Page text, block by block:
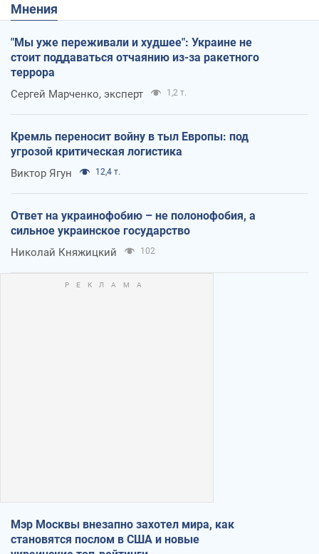
Мнения
"Мы уже переживали и худшее": Украине не
стоит поддаваться отчаянию из-за ракетного
террора
Сергей Марченко, эксперт 1,2 т.
Кремль переносит войну в тыл Европы: под
угрозой критическая логистика
Виктор Ягун 12,4 т.
Ответ на украинофобию – не полонофобия, а
сильное украинское государство
Николай Княжицкий 102
Мэр Москвы внезапно захотел мира, как
становятся послом в США и новые